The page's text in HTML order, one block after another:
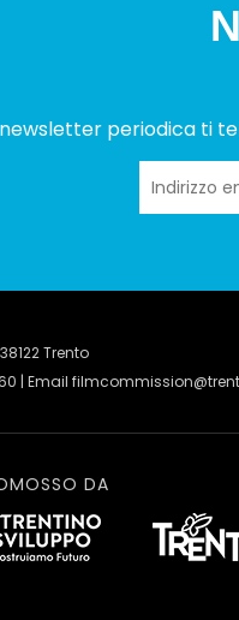
periodica ti
Trento
| Email
DA